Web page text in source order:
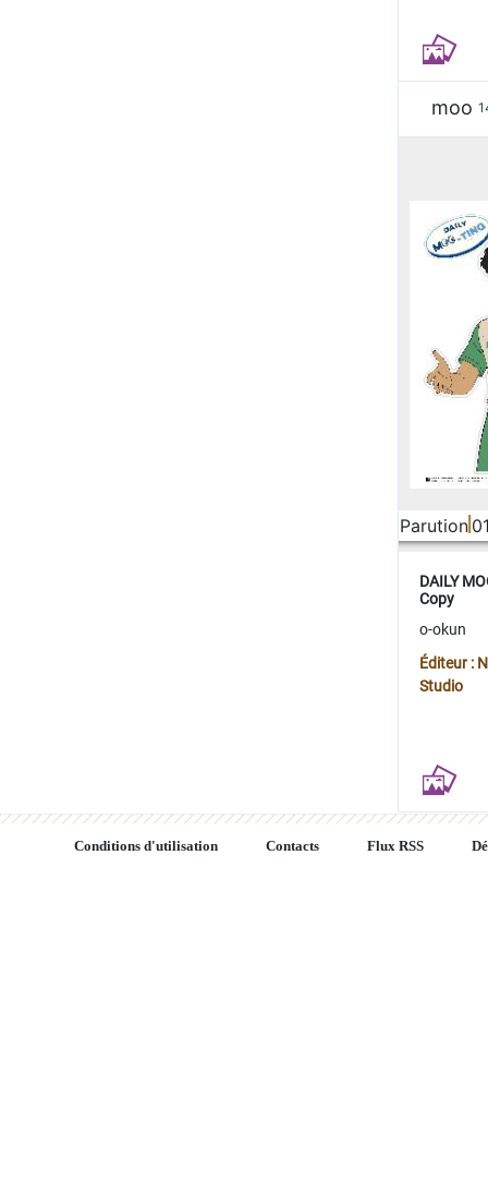
moo
Parution
DAILY
Copy
o-okun
Éditeur :
Studio
Conditions d'utilisation Contacts Flux RSS